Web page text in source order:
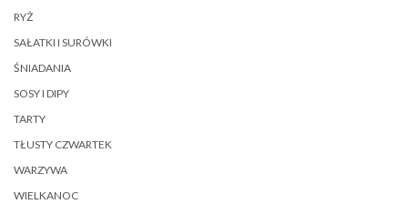
RYŻ
SAŁATKI I SURÓWKI
ŚNIADANIA
SOSY I DIPY
TARTY
TŁUSTY CZWARTEK
WARZYWA
WIELKANOC